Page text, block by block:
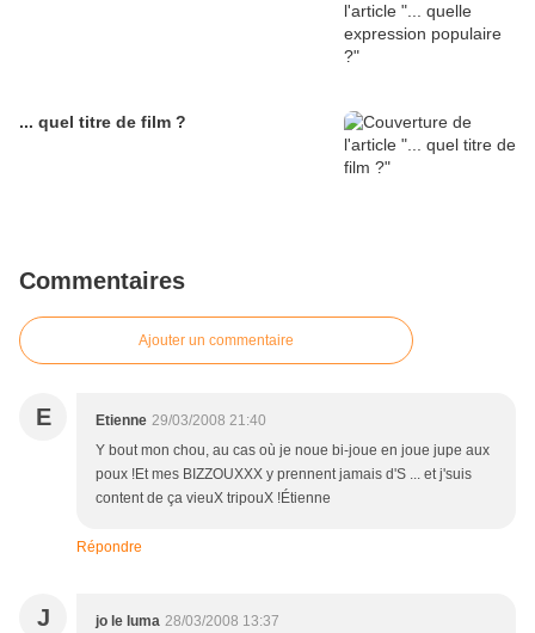
... quel titre de film ?
Commentaires
Ajouter un commentaire
E Etienne 29/03/2008 21:40
Y bout mon chou, au cas où je noue bi-joue en joue jupe aux
poux !Et mes BIZZOUXXX y prennent jamais d'S ... et j'suis
content de ça vieuX tripouX !Étienne
Répondre
J jo le luma 28/03/2008 13:37